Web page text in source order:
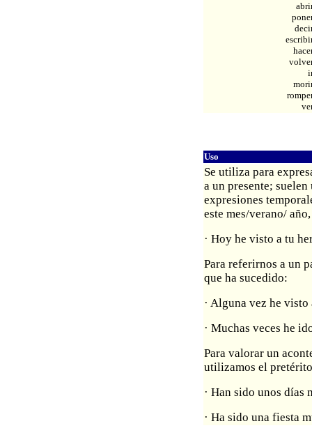
Uso
Se utiliza para
a un presente;
expresiones
este mes/verano/
· Hoy he visto a tu
Para referirnos a un
que ha sucedido:
· Alguna vez he visto
· Muchas veces he
Para valorar un
utilizamos el
· Han sido unos días
· Ha sido una fiesta